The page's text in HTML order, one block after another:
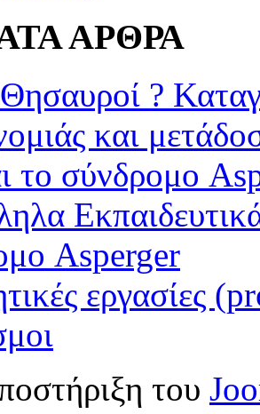
ΑΡΘΡΑ
?
και
το σύνδρομο
Asperger
εργασίες
του